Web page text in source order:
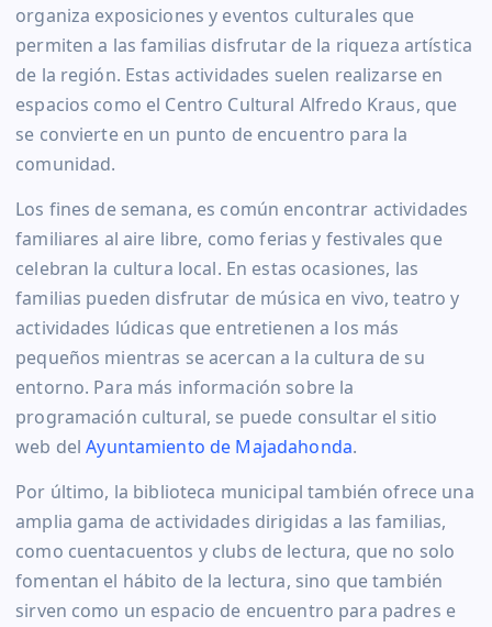
organiza exposiciones y eventos culturales que
permiten a las familias disfrutar de la riqueza artística
de la región. Estas actividades suelen realizarse en
espacios como el Centro Cultural Alfredo Kraus, que
se convierte en un punto de encuentro para la
comunidad.
Los fines de semana, es común encontrar actividades
familiares al aire libre, como ferias y festivales que
celebran la cultura local. En estas ocasiones, las
familias pueden disfrutar de música en vivo, teatro y
actividades lúdicas que entretienen a los más
pequeños mientras se acercan a la cultura de su
entorno. Para más información sobre la
programación cultural, se puede consultar el sitio
web delAyuntamiento de Majadahonda.
Por último, la biblioteca municipal también ofrece una
amplia gama de actividades dirigidas a las familias,
como cuentacuentos y clubs de lectura, que no solo
fomentan el hábito de la lectura, sino que también
sirven como un espacio de encuentro para padres e